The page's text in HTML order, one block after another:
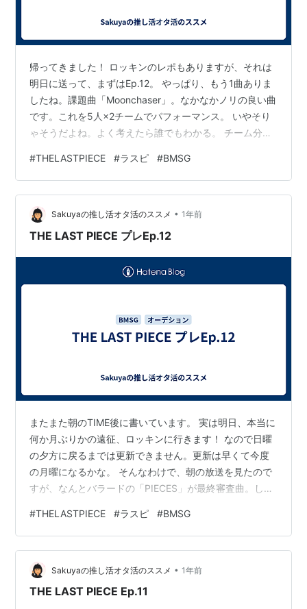
帰ってきました！ ロッキンのレポもありますが、それは
明日に送って、まずはEp.12。 やっぱり、もう1曲ありま
したね。課題曲「Moonchaser」。なかなかノリの良い曲
です。これを5人×2チームでパフォーマンス。 いやそり
ゃそうだよね。よく考えたら誰でもわかる。 チーム分け
座の属性 3次課題曲 4次チーム 5次チーム VS BE:FIRST
GOICHI 2006/12/14 18 戌 射手 火 Fantasista A Blast
Off b RAIKI 2007/5/13 18 亥 牡牛 土 Fantasista D Gre…
#THELASTPIECE #ラスピ #BMSG
Sakuyaの推し活オタ活のススメ • 1年前
THE LAST PIECE プレEp.12
またまた朝のTIME後に書いています。 実は明日、本当に
何か月ぶりかの遠征、ロッキンに行きます！ なので日曜
の夕方に戻るまでは更新できません。更新は早くて今度
の月曜になるかな。 そんなわけで、朝の放送を見たので
すが、なんとバラードの「PIECES」が最終審査曲。しか
ス。斬新だな… でも、これを歌うみんなはとても良かっ
た。個人のリリックも相まってなんだか泣ける… あと、
きちんと一人一人の歌が聞けたんだよね。ラップでもダ
ンスでもなく。 TAIKIの歌唱がね、とても良かった。ラッ
プとダンスの印象強いけど、歌も良かったよ。 それから
#THELASTPIECE #ラスピ #BMSG
Sakuyaの推し活オタ活のススメ • 1年前
THE LAST PIECE Ep.11